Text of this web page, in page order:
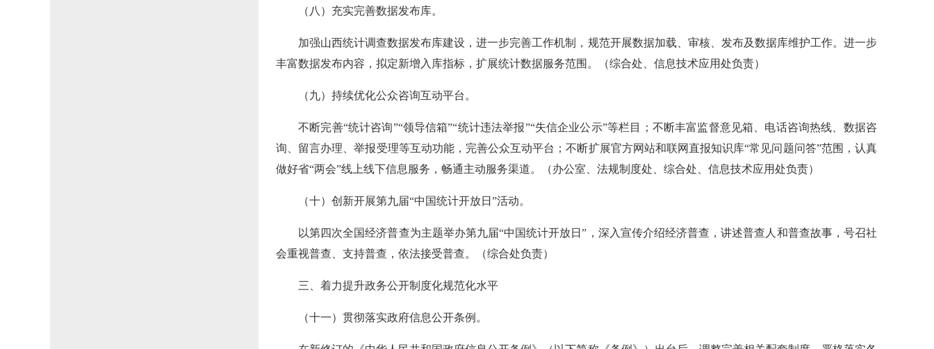
（八）充实完善数据发布库。
加强山西统计调查数据发布库建设，进一步完善工作机制，规范开展数据加载、审核、发布及数据库维护工作。进一步
丰富数据发布内容，拟定新增入库指标，扩展统计数据服务范围。（综合处、信息技术应用处负责）
（九）持续优化公众咨询互动平台。
不断完善“统计咨询”“领导信箱”“统计违法举报”“失信企业公示”等栏目；不断丰富监督意见箱、电话咨询热线、数据咨
询、留言办理、举报受理等互动功能，完善公众互动平台；不断扩展官方网站和联网直报知识库“常见问题问答”范围，认真
做好省“两会”线上线下信息服务，畅通主动服务渠道。（办公室、法规制度处、综合处、信息技术应用处负责）
（十）创新开展第九届“中国统计开放日”活动。
以第四次全国经济普查为主题举办第九届“中国统计开放日”，深入宣传介绍经济普查，讲述普查人和普查故事，号召社
会重视普查、支持普查，依法接受普查。（综合处负责）
三、着力提升政务公开制度化规范化水平
（十一）贯彻落实政府信息公开条例。